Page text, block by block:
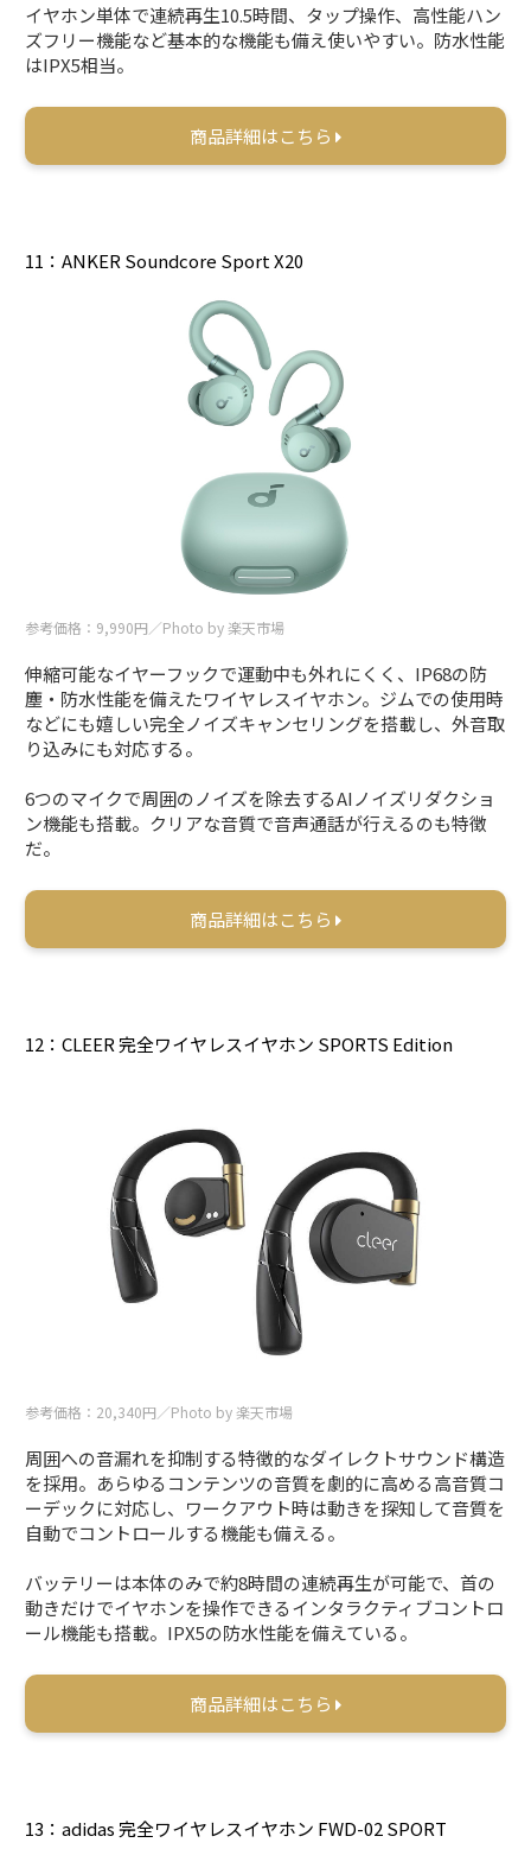
イヤホン単体で連続再生10.5時間、タップ操作、高性能ハン
ズフリー機能など基本的な機能も備え使いやすい。防水性能
はIPX5相当。
商品詳細はこちら
11：ANKER Soundcore Sport X20
参考価格：9,990円／Photo by 楽天市場
伸縮可能なイヤーフックで運動中も外れにくく、IP68の防
塵・防水性能を備えたワイヤレスイヤホン。ジムでの使用時
などにも嬉しい完全ノイズキャンセリングを搭載し、外音取
り込みにも対応する。
6つのマイクで周囲のノイズを除去するAIノイズリダクショ
ン機能も搭載。クリアな音質で音声通話が行えるのも特徴
だ。
商品詳細はこちら
12：CLEER 完全ワイヤレスイヤホン SPORTS Edition
参考価格：20,340円／Photo by 楽天市場
周囲への音漏れを抑制する特徴的なダイレクトサウンド構造
を採用。あらゆるコンテンツの音質を劇的に高める高音質コ
ーデックに対応し、ワークアウト時は動きを探知して音質を
自動でコントロールする機能も備える。
バッテリーは本体のみで約8時間の連続再生が可能で、首の
動きだけでイヤホンを操作できるインタラクティブコントロ
ール機能も搭載。IPX5の防水性能を備えている。
商品詳細はこちら
13：adidas 完全ワイヤレスイヤホン FWD-02 SPORT